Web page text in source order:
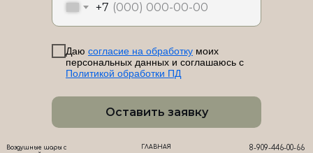
+7
Даю согласие на обработку моих
персональных данных и соглашаюсь с
Политикой обработки ПД
Оставить заявку
ГЛАВНАЯ 8-909-446-00-66
Воздушные шары с